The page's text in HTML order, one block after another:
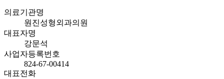
의료기관명
원진성형외과의원
대표자명
강문석
사업자등록번호
824-67-00414
대표전화